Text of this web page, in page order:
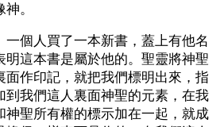
。
一個人買了一本新書，蓋上有他名
明這本書是屬於他的。聖靈將神聖
面作印記，就把我們標明出來，指
到我們這人裏面神聖的元素，在我
神聖所有權的標示加在一起，就成